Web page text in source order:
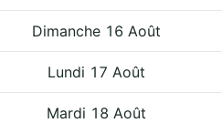
Dimanche 16 Août
Lundi 17 Août
Mardi 18 Août